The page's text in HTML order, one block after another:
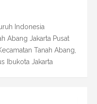
Indonesia
Abang Jakarta Pusat
Tanah Abang,
Ibukota Jakarta